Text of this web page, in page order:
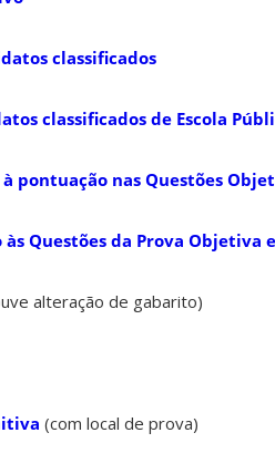
classificados
classificados de Escola
pontuação nas Questões
às Questões da Prova
alteração de gabarito)
(com local de prova)